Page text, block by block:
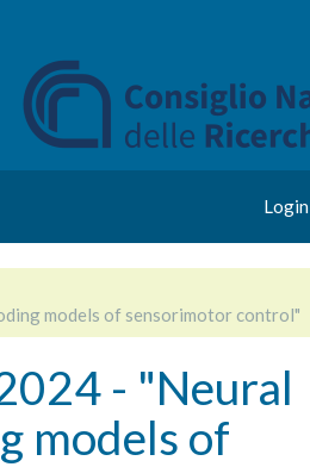
Login
models of sensorimotor control"
- "Neural
models of